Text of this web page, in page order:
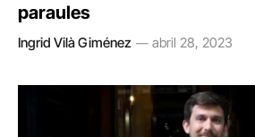
paraules
Ingrid Vilà Giménez abril 28, 2023